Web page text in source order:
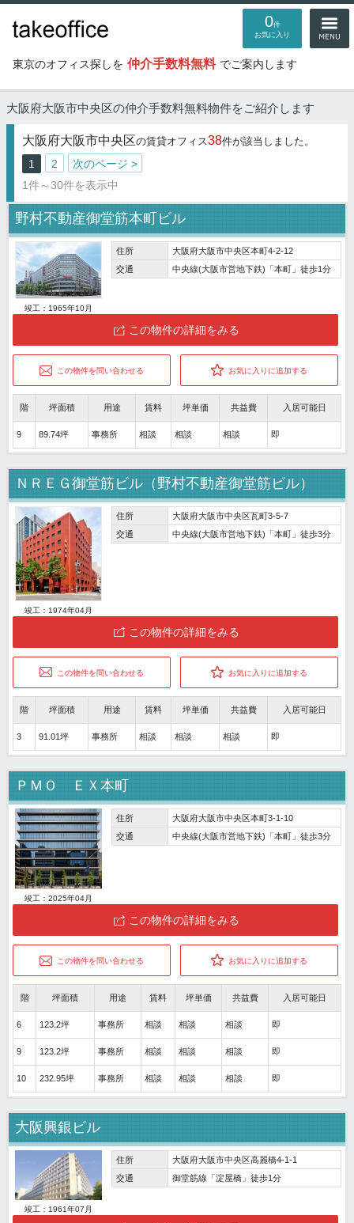
東京のオフィス探しを 仲介手数料無料 でご案内します
0件
お気に入り
大阪府大阪市中央区の仲介手数料無料物件をご紹介します
大阪府大阪市中央区の賃貸オフィス38件が該当しました。
1 2
次のページ >
1件～30件を表示中
野村不動産御堂筋本町ビル
竣工：1965年10月
住所
大阪府大阪市中央区本町4-2-12
交通
中央線(大阪市営地下鉄)「本町」徒歩1分
この物件の詳細をみる
この物件を問い合わせる お気に入りに追加する
階 坪面積 用途 賃料 坪単価 共益費 入居可能日
9 89.74坪 事務所 相談 相談 相談 即
ＮＲＥＧ御堂筋ビル（野村不動産御堂筋ビル）
竣工：1974年04月
住所
大阪府大阪市中央区瓦町3-5-7
交通
中央線(大阪市営地下鉄)「本町」徒歩3分
この物件の詳細をみる
この物件を問い合わせる お気に入りに追加する
階 坪面積 用途 賃料 坪単価 共益費 入居可能日
3 91.01坪 事務所 相談 相談 相談 即
ＰＭＯ ＥＸ本町
竣工：2025年04月
住所
大阪府大阪市中央区本町3-1-10
交通
中央線(大阪市営地下鉄)「本町」徒歩3分
この物件の詳細をみる
この物件を問い合わせる お気に入りに追加する
階 坪面積 用途 賃料 坪単価 共益費 入居可能日
6 123.2坪 事務所 相談 相談 相談 即
9 123.2坪 事務所 相談 相談 相談 即
10 232.95坪 事務所 相談 相談 相談 即
大阪興銀ビル
竣工：1961年07月
住所
大阪府大阪市中央区高麗橋4-1-1
交通
御堂筋線「淀屋橋」徒歩1分